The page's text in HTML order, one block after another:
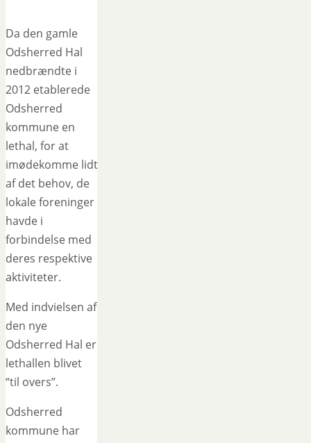
Da den gamle
Odsherred Hal
nedbrændte i
2012 etablerede
Odsherred
kommune en
lethal, for at
imødekomme lidt
af det behov, de
lokale foreninger
havde i
forbindelse med
deres respektive
aktiviteter.
Med indvielsen af
den nye
Odsherred Hal er
lethallen blivet
“til overs”.
Odsherred
kommune har